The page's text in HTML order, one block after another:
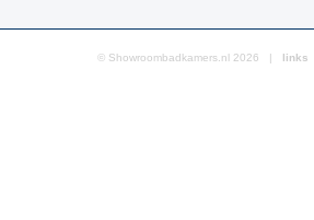
© Showroombadkamers.nl 2026 | links